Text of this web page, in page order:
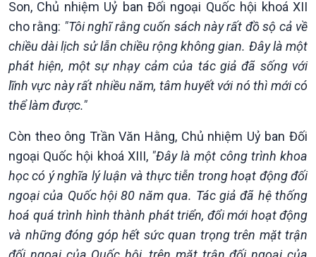
Tin Đời sống & Xã hội
360 độ Sức khỏe
Chuyển đổi Xanh
Tài nguyên và Môi trường
Chuyên gia của bạn
Xã hội chuyển động
Bước chân đến trường
Tin Khoa học & Công nghệ
Kết nối công nghệ
Sống chung với biến đổi
khí hậu
Son, Chủ nhiệm Uỷ ban Đối ngoại Quốc hội khoá XII
cho rằng: "Tôi nghĩ rằng cuốn sách này rất đồ sộ cả về
chiều dài lịch sử lẫn chiều rộng không gian. Đây là một
phát hiện, một sự nhạy cảm của tác giả đã sống với
lĩnh vực này rất nhiều năm, tâm huyết với nó thì mới có
thể làm được."
Còn theo ông Trần Văn Hằng, Chủ nhiệm Uỷ ban Đối
ngoại Quốc hội khoá XIII,"Đây là một công trình khoa
học có ý nghĩa lý luận và thực tiễn trong hoạt động đối
ngoại của Quốc hội 80 năm qua. Tác giả đã hệ thống
hoá quá trình hình thành phát triển, đổi mới hoạt động
và những đóng góp hết sức quan trọng trên mặt trận